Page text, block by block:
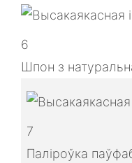
6
Шпон з
7
Паліроўка